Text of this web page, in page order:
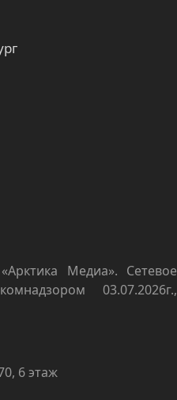
Медиа». Сетевое
03.07.2026г.,
6 этаж